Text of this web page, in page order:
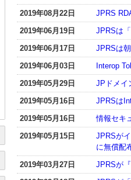
2019年08月22日
JPRS
2019年06月19日
JPRSは
2019年06月17日
JPRSは
2019年06月03日
Interop
2019年05月29日
JPドメイ
2019年05月16日
JPRSは
2019年05月16日
情報セキ
2019年05月15日
JPRSが
に無償配
2019年03月27日
JPRSが